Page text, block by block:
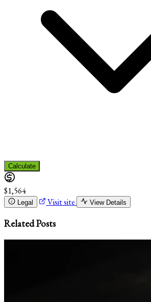
Calculate
$1,564
Legal Visit site View Details
Related Posts